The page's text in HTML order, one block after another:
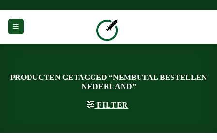
naar
inhoud
PRODUCTEN GETAGGED “NEMBUTAL BESTELLEN
NEDERLAND”
FILTER